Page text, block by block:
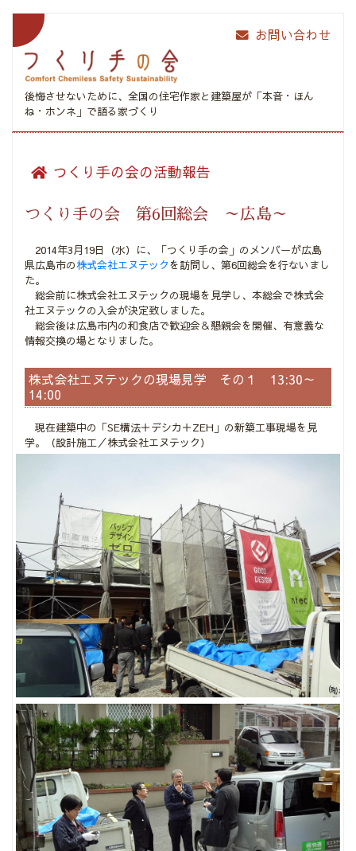
後悔させないために、全国の住宅作家と建築屋が 「本音・ほん
ね・ホンネ」で語る家づくり
お問い合わせ
つくり手の会の活動報告
つくり手の会 第6回総会 ～広島～
2014年3月19日（水）に、「つくり手の会」のメンバーが広島
県広島市の株式会社エヌテックを訪問し、第6回総会を行ないまし
た。
総会前に株式会社エヌテックの現場を見学し、本総会で株式会
社エヌテックの入会が決定致しました。
総会後は広島市内の和食店で歓迎会＆懇親会を開催、有意義な
情報交換の場となりました。
株式会社エヌテックの現場見学 その１ 13:30～
14:00
現在建築中の「SE構法＋デシカ＋ZEH」の新築工事現場を見
学。（設計施工／株式会社エヌテック）